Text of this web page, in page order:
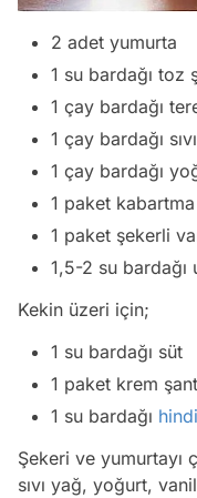
2 adet yumurta
1 su bardağı toz
1 çay bardağı
1 çay bardağı
1 çay bardağı
1 paket
1 paket şekerli
1,5-2 su bardağı
Kekin üzeri için;
1 su bardağı süt
1 paket krem
1 su bardağı
Şekeri ve yumurtayı
sıvı yağ, yoğurt,